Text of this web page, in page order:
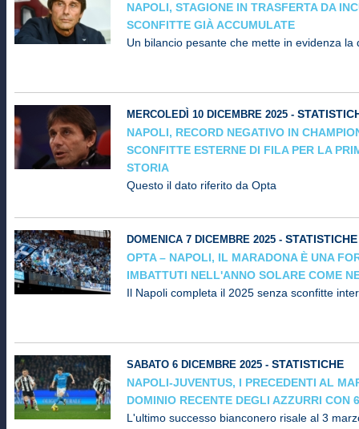
NAPOLI, STAGIONE IN TRASFERTA DA
SCONFITTE GIÀ ACCUMULATE
Un bilancio pesante che mette in evidenza la
MERCOLEDÌ 10 DICEMBRE 2025 -
NAPOLI, RECORD NEGATIVO IN
SCONFITTE ESTERNE DI FILA PER LA
STORIA
Questo il dato riferito da Opta
DOMENICA 7 DICEMBRE 2025 - STATISTICHE
OPTA – NAPOLI, IL MARADONA È UNA
IMBATTUTI NELL'ANNO SOLARE COME
Il Napoli completa il 2025 senza sconfitte
SABATO 6 DICEMBRE 2025 - STATISTICHE
NAPOLI-JUVENTUS, I PRECEDENTI AL
DOMINIO RECENTE DEGLI AZZURRI CON
L'ultimo successo bianconero risale al 3